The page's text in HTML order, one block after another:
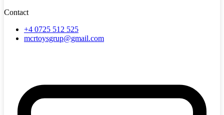
Contact
+4 0725 512 525
mcrtoysgrup@gmail.com